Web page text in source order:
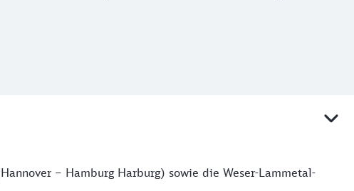
– Hamburg Harburg) sowie die Weser-Lammetal-